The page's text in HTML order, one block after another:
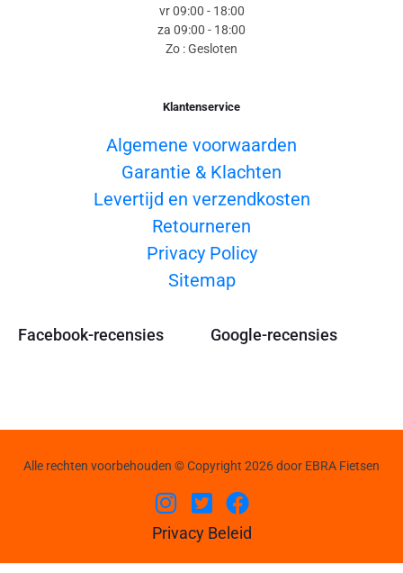
vr 09:00 - 18:00
za 09:00 - 18:00
Zo : Gesloten
Klantenservice
Algemene voorwaarden
Garantie & Klachten
Levertijd en verzendkosten
Retourneren
Privacy Policy
Sitemap
Facebook-recensies Google-recensies
Alle rechten voorbehouden © Copyright 2026 door EBRA Fietsen
Privacy Beleid